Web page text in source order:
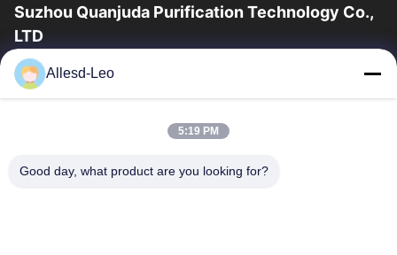
Suzhou Quanjuda Purification Technology Co.,
LTD
ESDの一流の製造業者として16years経験、そして輸出業者及びク
リーンルーム プロダクト、私達はESDの実線を及びクリーンルー
家
製品
Allesd-Leo
5:19 PM
Good day, what product are you looking for?